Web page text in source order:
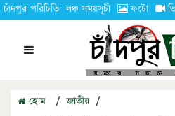
চাঁদপুর পরিচিতি লঞ্চ সময়সূচী ফটো
হোম / জাতীয় /